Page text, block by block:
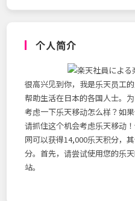
算！
分
返
还，
尽
视
频
生
活
个人简介
很高兴见到你，我是乐天员工
帮助生活在日本的各国人士。
考虑一下乐天移动怎么样？如
请抓住这个机会考虑乐天移动
网可以获得14,000乐天积分，
分。首先，请尝试使用您的乐
站。